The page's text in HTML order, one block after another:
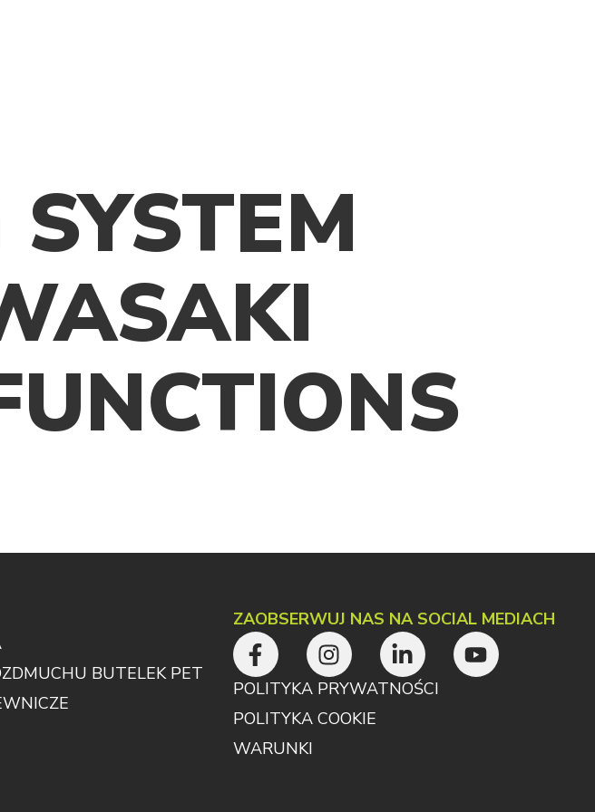
BUTELEK PET
ZAOBSERWUJ NAS NA SOCIAL MEDIACH
POLITYKA PRYWATNOŚCI
POLITYKA COOKIE
WARUNKI